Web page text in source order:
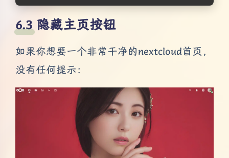
隐藏主页按钮
如果你想要一个非常干净的nextcloud首页，
没有任何提示：